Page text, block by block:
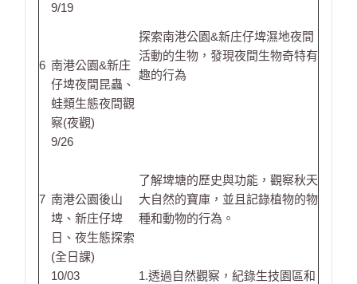
6
9/19
南港公園&新庄
仔埤夜間昆蟲、
蛙類生態夜間觀
察(夜觀)
探索南港公園&新庄仔埤濕地夜間
活動的生物，發現夜間生物奇特有
趣的行為
7
9/26
南港公園後山
埤、新庄仔埤
日、夜生態探索
(全日課)
了解埤塘的歷史與功能，觀察秋天
大自然的寶庫，並且記錄植物的物
種和動物的行為。
10/03
1.透過自然觀察，紀錄生技園區和